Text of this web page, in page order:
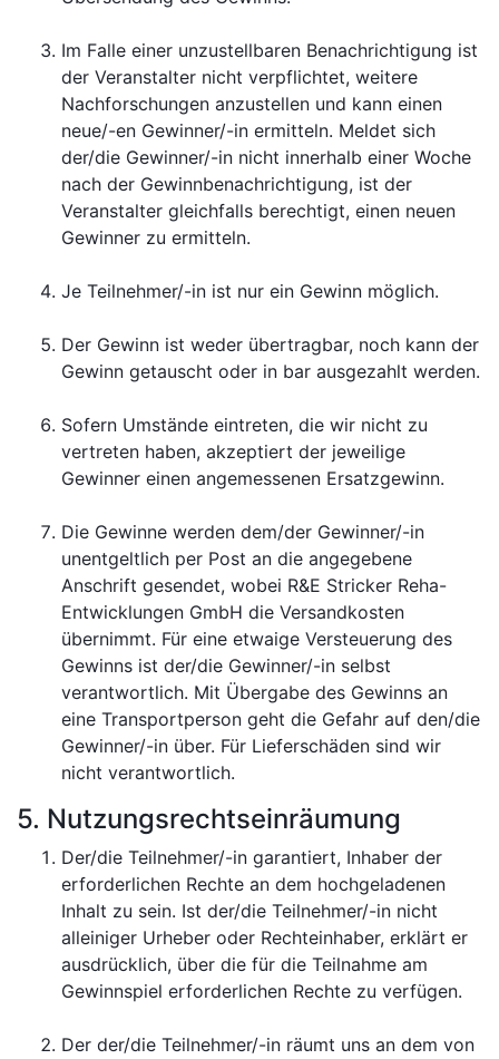
Im Falle einer unzustellbaren Benachrichtigung ist
der Veranstalter nicht verpflichtet, weitere
Nachforschungen anzustellen und kann einen
neue/-en Gewinner/-in ermitteln. Meldet sich
der/die Gewinner/-in nicht innerhalb einer Woche
nach der Gewinnbenachrichtigung, ist der
Veranstalter gleichfalls berechtigt, einen neuen
Gewinner zu ermitteln.
Je Teilnehmer/-in ist nur ein Gewinn möglich.
Der Gewinn ist weder übertragbar, noch kann der
Gewinn getauscht oder in bar ausgezahlt werden.
Sofern Umstände eintreten, die wir nicht zu
vertreten haben, akzeptiert der jeweilige
Gewinner einen angemessenen Ersatzgewinn.
Die Gewinne werden dem/der Gewinner/-in
unentgeltlich per Post an die angegebene
Anschrift gesendet, wobei R&E Stricker Reha-
Entwicklungen GmbH die Versandkosten
übernimmt. Für eine etwaige Versteuerung des
Gewinns ist der/die Gewinner/-in selbst
verantwortlich. Mit Übergabe des Gewinns an
eine Transportperson geht die Gefahr auf den/die
Gewinner/-in über. Für Lieferschäden sind wir
nicht verantwortlich.
5. Nutzungsrechtseinräumung
Der/die Teilnehmer/-in garantiert, Inhaber der
erforderlichen Rechte an dem hochgeladenen
Inhalt zu sein. Ist der/die Teilnehmer/-in nicht
alleiniger Urheber oder Rechteinhaber, erklärt er
ausdrücklich, über die für die Teilnahme am
Gewinnspiel erforderlichen Rechte zu verfügen.
Der der/die Teilnehmer/-in räumt uns an dem von